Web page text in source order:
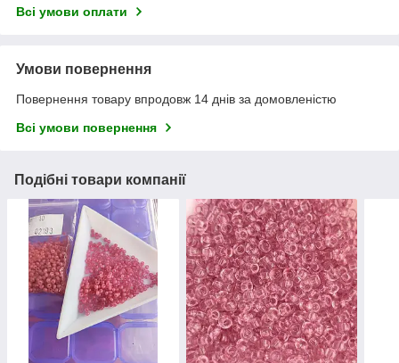
Всі умови оплати
Умови повернення
Повернення товару впродовж 14 днів за домовленістю
Всі умови повернення
Подібні товари компанії